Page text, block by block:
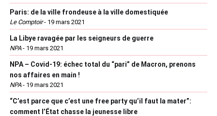
Paris: de la ville frondeuse à la ville domestiquée
Le Comptoir- 19 mars 2021
La Libye ravagée par les seigneurs de guerre
NPA- 19 mars 2021
NPA – Covid-19: échec total du “pari” de Macron, prenons
nos affaires en main !
NPA- 19 mars 2021
“C’est parce que c’est une free party qu’il faut la mater”:
comment l’État chasse la jeunesse libre